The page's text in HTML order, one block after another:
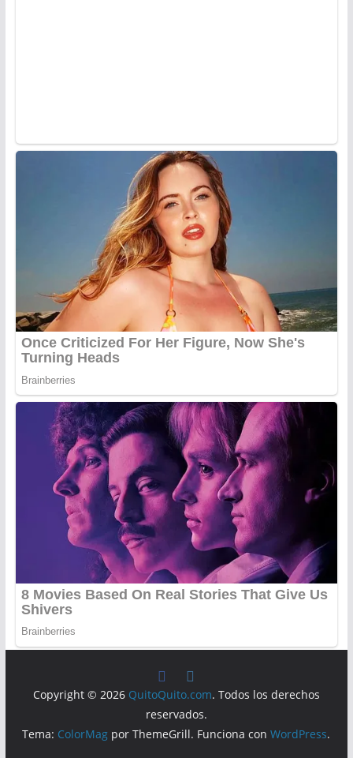
Copyright © 2026 QuitoQuito.com. Todos los derechos
reservados.
Tema: ColorMag por ThemeGrill. Funciona conWordPress.